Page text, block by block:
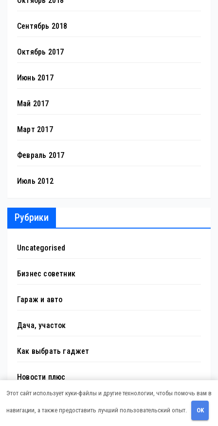
Сентябрь 2018
Октябрь 2017
Июнь 2017
Май 2017
Март 2017
Февраль 2017
Июль 2012
Рубрики
Uncategorised
Бизнес советник
Гараж и авто
Дача, участок
Как выбрать гаджет
Новости плюс
Этот сайт использует куки-файлы и другие технологии, чтобы помочь вам в
навигации, а также предоставить лучший пользовательский опыт. OK